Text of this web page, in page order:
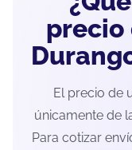
precio
El precio de
únicamente de
Para cotizar